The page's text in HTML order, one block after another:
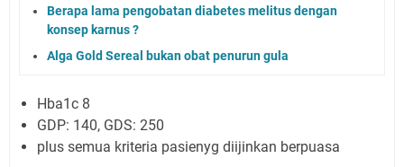
Berapa lama pengobatan diabetes melitus dengan
konsep karnus ?
Alga Gold Sereal bukan obat penurun gula
Hba1c 8
GDP: 140, GDS: 250
plus semua kriteria pasienyg diijinkan berpuasa